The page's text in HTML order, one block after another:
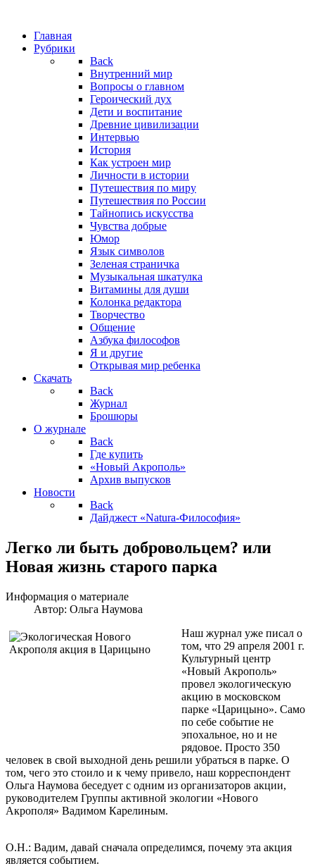
Главная
Рубрики
Back
Внутренний мир
Вопросы о главном
Героический дух
Дети и воспитание
Древние цивилизации
Интервью
История
Как устроен мир
Личности в истории
Путешествия по миру
Путешествия по России
Тайнопись искусства
Чувства добрые
Юмор
Язык символов
Зеленая страничка
Музыкальная шкатулка
Витамины для души
Колонка редактора
Творчество
Общение
Азбука философов
Я и другие
Открывая мир ребенка
Скачать
Back
Журнал
Брошюры
О журнале
Back
Где купить
«Новый Акрополь»
Архив выпусков
Новости
Back
Дайджест «Natura-Философия»
Легко ли быть добровольцем? или
Новая жизнь старого парка
Информация о материале
Автор: Ольга Наумова
Наш журнал уже писал о
том, что 29 апреля 2001 г.
Культурный центр
«Новый Акрополь»
провел экологическую
акцию в московском
парке «Царицыно». Само
по себе событие не
эпохальное, но и не
рядовое. Просто 350
человек в свой выходной день решили убраться в парке. О
том, чего это стоило и к чему привело, наш корреспондент
Ольга Наумова беседует с одним из организаторов акции,
руководителем Группы активной экологии «Нового
Акрополя» Вадимом Карелиным.
О.Н.: Вадим, давай сначала определимся, почему эта акция
является событием.